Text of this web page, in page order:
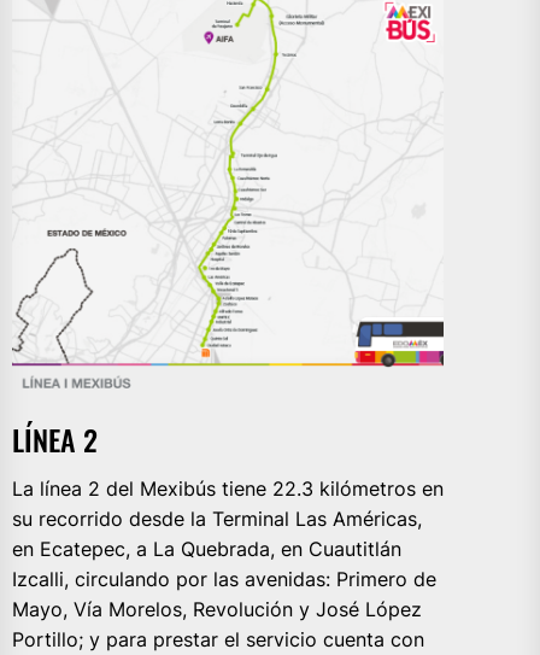
LÍNEA 2
La línea 2 del Mexibús tiene 22.3 kilómetros en
su recorrido desde la Terminal Las Américas,
en Ecatepec, a La Quebrada, en Cuautitlán
Izcalli, circulando por las avenidas: Primero de
Mayo, Vía Morelos, Revolución y José López
Portillo; y para prestar el servicio cuenta con